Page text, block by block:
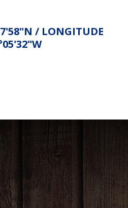
/ LONGITUDE